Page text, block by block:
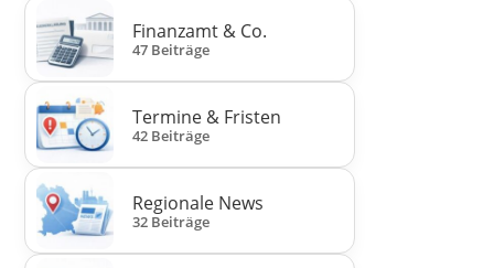
Finanzamt & Co.
47 Beiträge
Termine & Fristen
42 Beiträge
Regionale News
32 Beiträge